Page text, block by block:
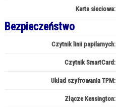
Karta sieciowa:
Bezpieczeństwo
Czytnik linii papilarnych:
Czytnik SmartCard:
Układ szyfrowania TPM:
Złącze Kensington: